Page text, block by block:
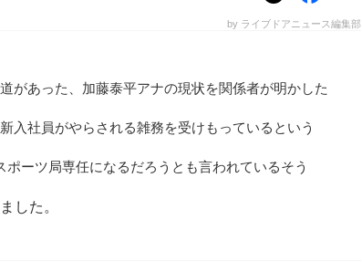
by ライブドアニュース編集部
があった、加藤泰平アナの現状を関係者が明かした
入社員がやらされる雑務を受けもっているという
ポーツ局専任になるだろうとも言われているそう
した。